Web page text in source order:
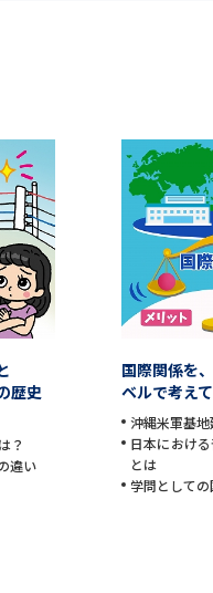
国一斉進学調査
新生活お
学問発見
たい学問発見
「夢ナビ講義」 学問
ポート
歴史
？
違い
国際関係を
ベルで考え
沖縄米軍基
日本におけ
とは
学問として